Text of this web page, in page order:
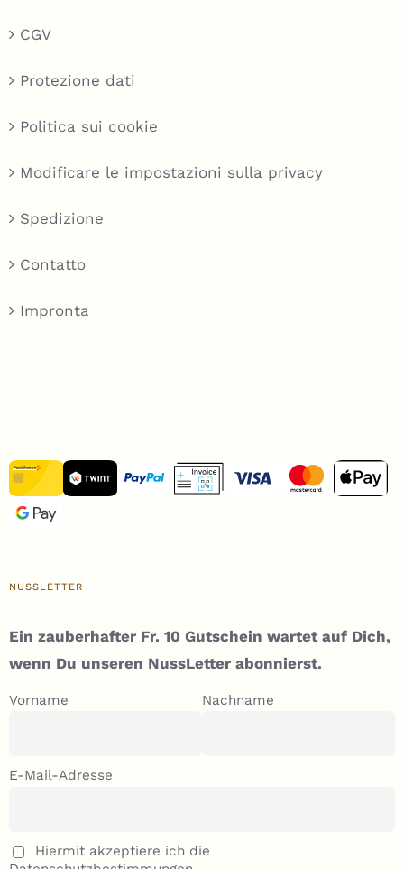
CGV
Protezione dati
Politica sui cookie
Modificare le impostazioni sulla privacy
Spedizione
Contatto
Impronta
NUSSLETTER
Ein zauberhafter Fr. 10 Gutschein wartet auf Dich,
wenn Du unseren NussLetter abonnierst.
Vorname Nachname
E-Mail-Adresse
Hiermit akzeptiere ich die